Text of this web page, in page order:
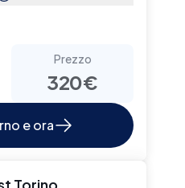
Prezzo
320€
e ora